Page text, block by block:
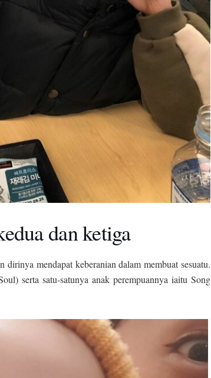
dan ketiga
mendapat keberanian dalam membuat sesuatu.
serta satu-satunya anak perempuannya iaitu Song